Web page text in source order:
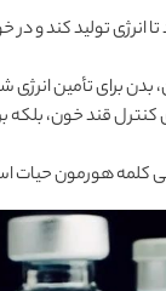
انرژی تولید کند و
بدن برای تأمین
قند خون، بلکه